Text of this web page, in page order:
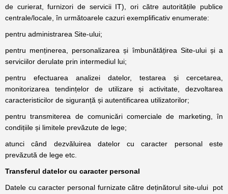
de curierat, furnizori de servicii IT), ori către autoritățile publice
centrale/locale, în următoarele cazuri exemplificativ enumerate:
pentru administrarea Site-ului;
pentru menținerea, personalizarea și îmbunătățirea Site-ului și a
serviciilor derulate prin intermediul lui;
pentru efectuarea analizei datelor, testarea și cercetarea,
monitorizarea tendințelor de utilizare și activitate, dezvoltarea
caracteristicilor de siguranță și autentificarea utilizatorilor;
pentru transmiterea de comunicări comerciale de marketing, în
condițiile și limitele prevăzute de lege;
atunci când dezvăluirea datelor cu caracter personal este
prevăzută de lege etc.
Transferul datelor cu caracter personal
Datele cu caracter personal furnizate către deținătorul site-ului pot